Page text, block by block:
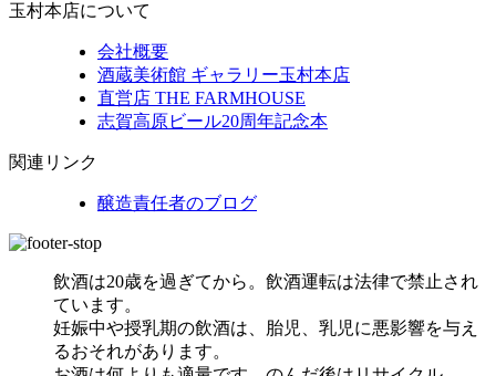
玉村本店について
会社概要
酒蔵美術館 ギャラリー玉村本店
直営店 THE FARMHOUSE
志賀高原ビール20周年記念本
関連リンク
醸造責任者のブログ
飲酒は20歳を過ぎてから。飲酒運転は法律で禁止され
ています。
妊娠中や授乳期の飲酒は、胎児、乳児に悪影響を与え
るおそれがあります。